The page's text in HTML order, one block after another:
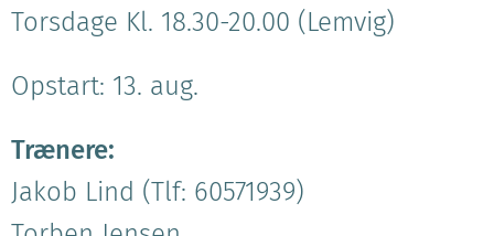
Torsdage Kl. 18.30-20.00 (Lemvig)
Opstart: 13. aug.
Trænere:
Jakob Lind (Tlf: 60571939)